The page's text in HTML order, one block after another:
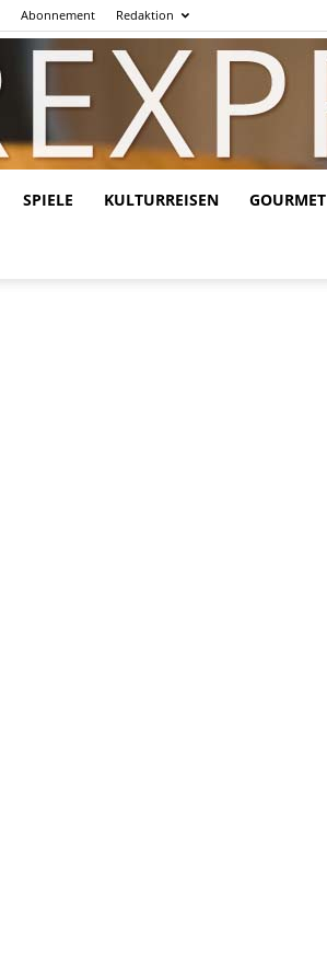
Abonnement Redaktion
SPIELE KULTURREISEN GOURMET